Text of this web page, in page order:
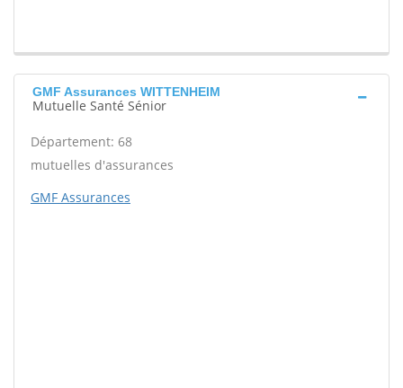
GMF Assurances WITTENHEIM
Mutuelle Santé Sénior
Département: 68
mutuelles d'assurances
GMF Assurances